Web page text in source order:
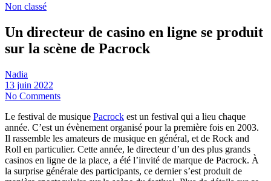
Non classé
Un directeur de casino en ligne se produit
sur la scène de Pacrock
Nadia
13 juin 2022
No Comments
Le festival de musique Pacrock est un festival qui a lieu chaque
année. C’est un évènement organisé pour la première fois en 2003.
Il rassemble les amateurs de musique en général, et de Rock and
Roll en particulier. Cette année, le directeur d’un des plus grands
casinos en ligne de la place, a été l’invité de marque de Pacrock. À
la surprise générale des participants, ce dernier s’est produit de